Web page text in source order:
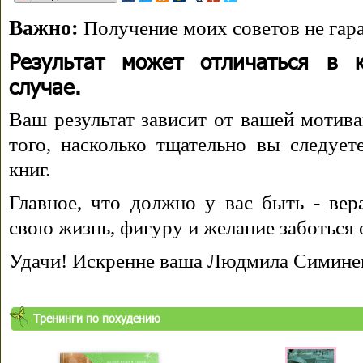
Важно: Получение моих советов не
Результат может отличаться в
случае.
Ваш результат зависит от вашей
того, насколько тщательно вы
книг.
Главное, что должно у вас быть -
свою жизнь, фигуру и желание заботься
Удачи! Искренне ваша Людмила
Тренинги по похудению